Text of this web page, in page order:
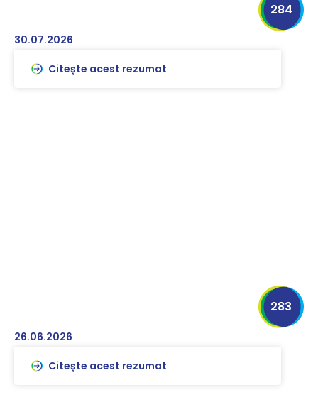
30.07.2026
284
Citește acest rezumat
26.06.2026
283
Citește acest rezumat